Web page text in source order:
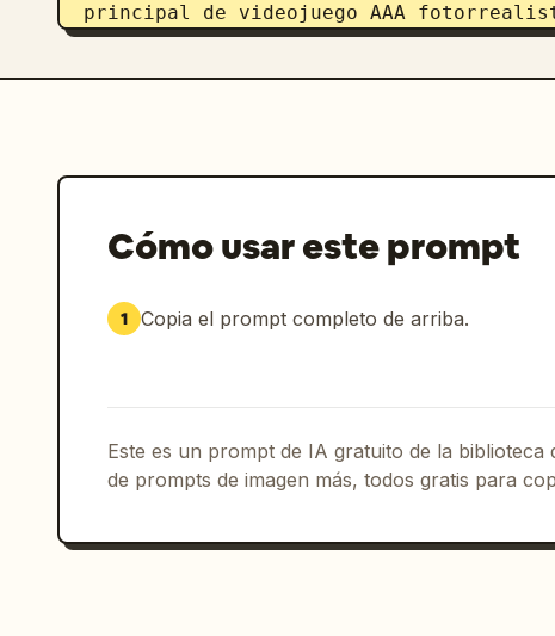
principal de videojuego AAA
realista, texturas nítidas, composición
Cómo usar este prompt
1 Copia el prompt completo de arriba.
Este es un prompt de IA gratuito de la
de prompts de imagen más, todos gratis para